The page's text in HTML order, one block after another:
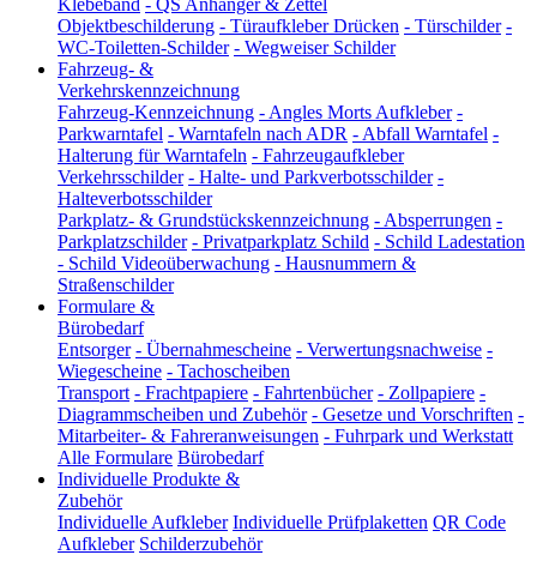
Klebeband - QS Anhänger & Zettel
Objektbeschilderung - Türaufkleber Drücken - Türschilder -
WC-Toiletten-Schilder - Wegweiser Schilder
Fahrzeug- &
Verkehrskennzeichnung
Fahrzeug-Kennzeichnung - Angles Morts Aufkleber -
Parkwarntafel - Warntafeln nach ADR - Abfall Warntafel -
Halterung für Warntafeln - Fahrzeugaufkleber
Verkehrsschilder - Halte- und Parkverbotsschilder -
Halteverbotsschilder
Parkplatz- & Grundstückskennzeichnung - Absperrungen -
Parkplatzschilder - Privatparkplatz Schild - Schild Ladestation
- Schild Videoüberwachung - Hausnummern &
Straßenschilder
Formulare &
Bürobedarf
Entsorger - Übernahmescheine - Verwertungsnachweise -
Wiegescheine - Tachoscheiben
Transport - Frachtpapiere - Fahrtenbücher - Zollpapiere -
Diagrammscheiben und Zubehör - Gesetze und Vorschriften -
Mitarbeiter- & Fahreranweisungen - Fuhrpark und Werkstatt
Alle Formulare Bürobedarf
Individuelle Produkte &
Zubehör
Individuelle Aufkleber Individuelle Prüfplaketten QR Code
Aufkleber Schilderzubehör